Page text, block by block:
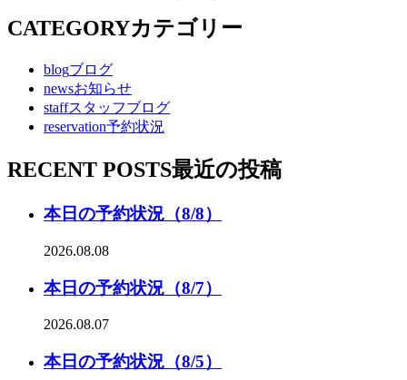
CATEGORYカテゴリー
blogブログ
newsお知らせ
staffスタッフブログ
reservation予約状況
RECENT POSTS最近の投稿
本日の予約状況（8/8）
2026.08.08
本日の予約状況（8/7）
2026.08.07
本日の予約状況（8/5）